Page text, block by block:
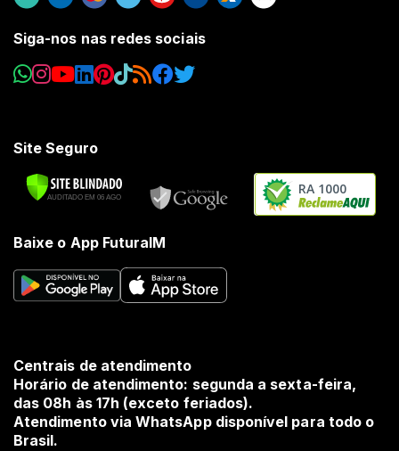
Siga-nos nas redes sociais
Site Seguro
RA 1000
Baixe o App FuturaIM
Centrais de atendimento
Horário de atendimento: segunda a sexta-feira,
das 08h às 17h (exceto feriados).
Atendimento via WhatsApp disponível para todo o
Brasil.